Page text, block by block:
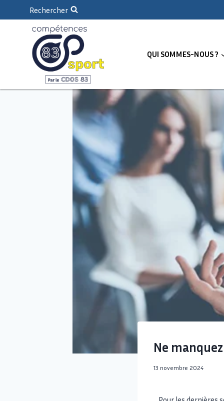
Rechercher
QUI SOMMES-NOUS ?
Ne
13 novembre 2024